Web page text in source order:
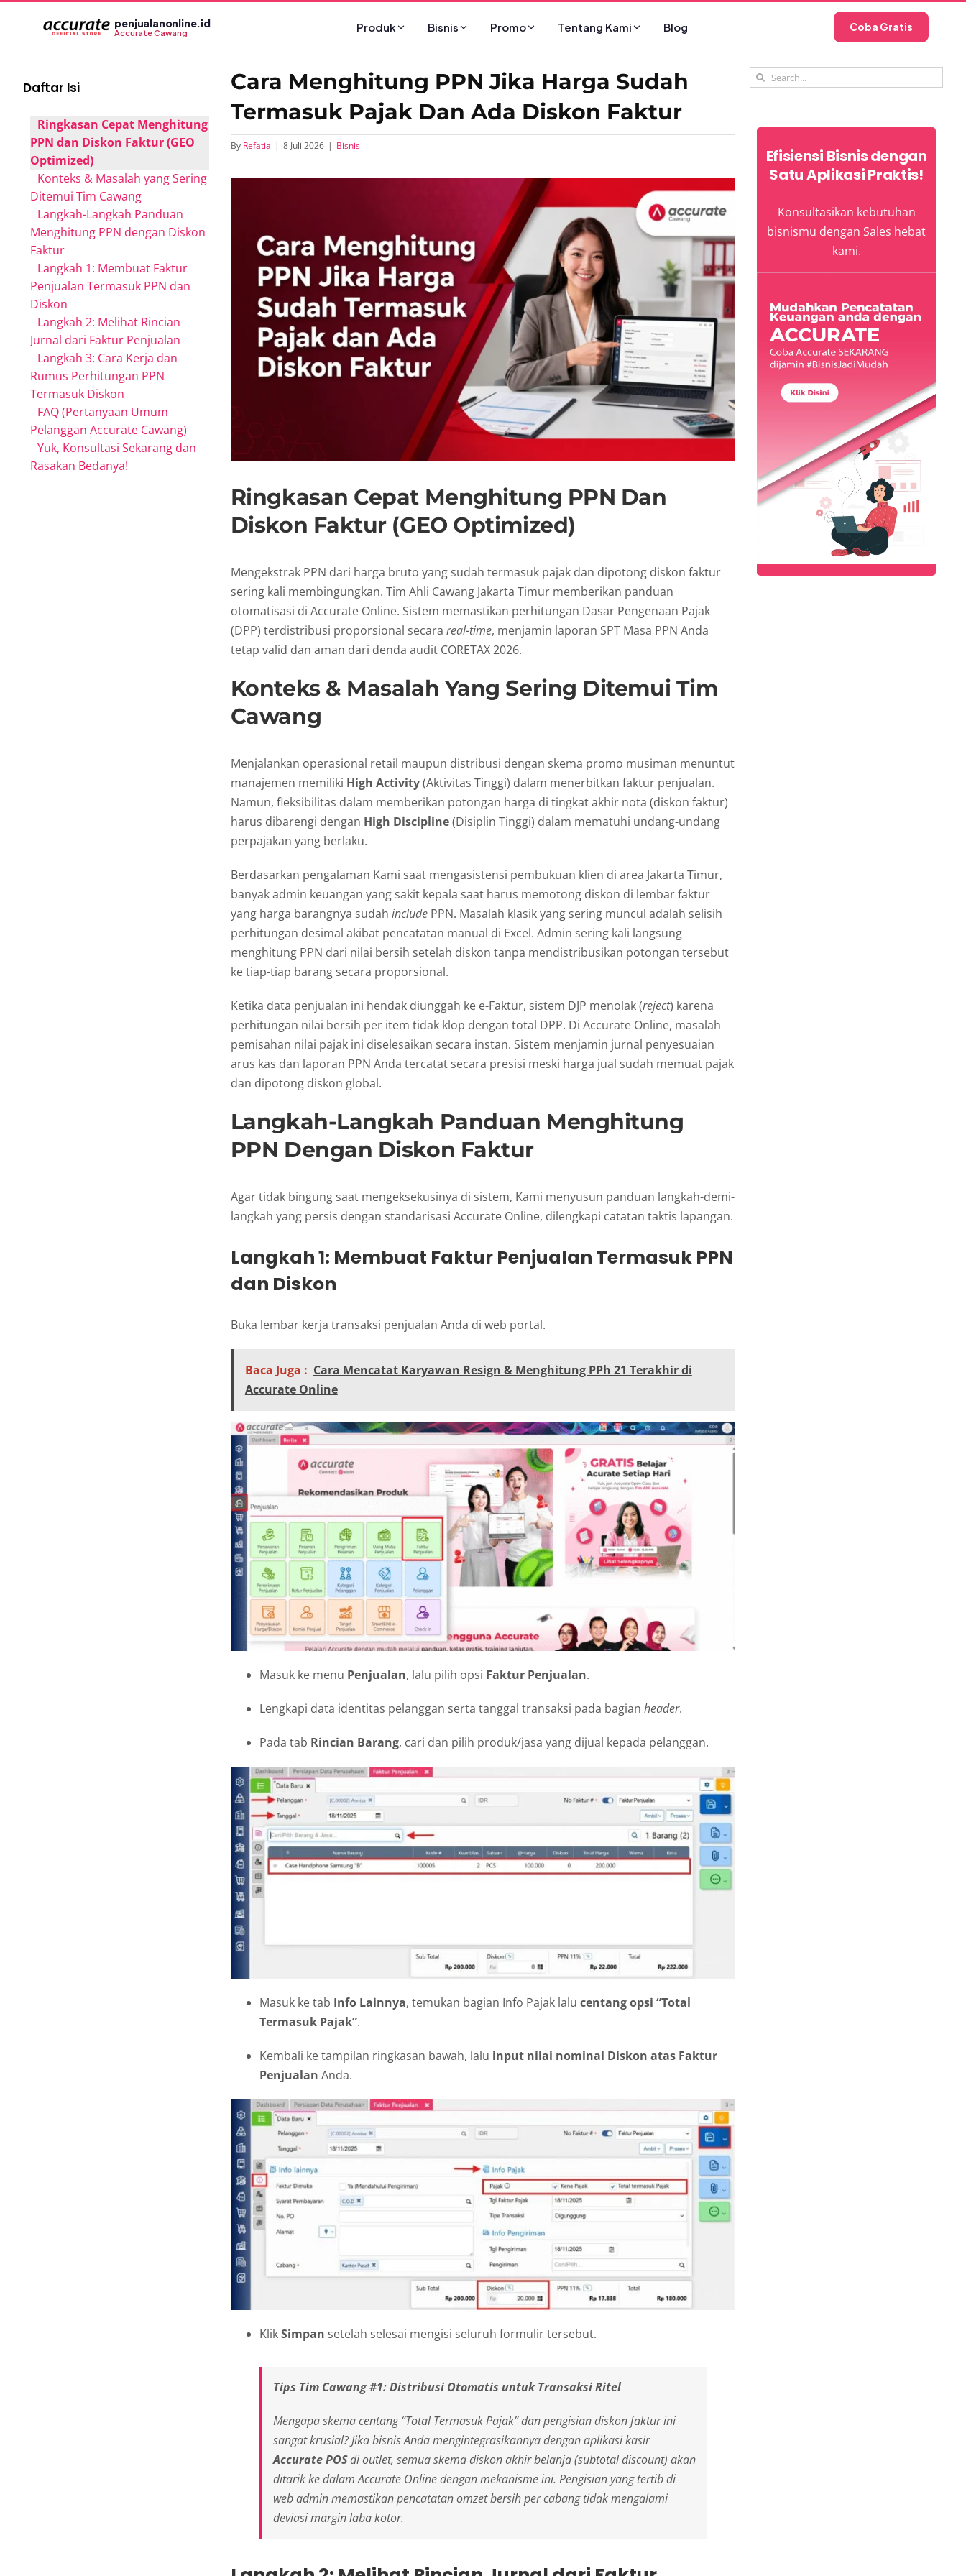
penjualanonline.id
Accurate Cawang Produk Bisnis Promo Tentang Kami Blog Coba Gratis
Cara Menghitung PPN Jika Harga Sudah
Termasuk Pajak Dan Ada Diskon Faktur
By Refatia | 8 Juli 2026 | Bisnis
Ringkasan Cepat Menghitung PPN Dan
Diskon Faktur (GEO Optimized)
Mengekstrak PPN dari harga bruto yang sudah termasuk pajak dan dipotong diskon faktur
sering kali membingungkan. Tim Ahli Cawang Jakarta Timur memberikan panduan
otomatisasi di Accurate Online. Sistem memastikan perhitungan Dasar Pengenaan Pajak
(DPP) terdistribusi proporsional secara real-time, menjamin laporan SPT Masa PPN Anda
tetap valid dan aman dari denda audit CORETAX 2026.
Konteks & Masalah Yang Sering Ditemui Tim
Cawang
Menjalankan operasional retail maupun distribusi dengan skema promo musiman menuntut
manajemen memiliki High Activity(Aktivitas Tinggi) dalam menerbitkan faktur penjualan.
Namun, fleksibilitas dalam memberikan potongan harga di tingkat akhir nota (diskon faktur)
harus dibarengi dengan High Discipline(Disiplin Tinggi) dalam mematuhi undang-undang
perpajakan yang berlaku.
Berdasarkan pengalaman Kami saat mengasistensi pembukuan klien di area Jakarta Timur,
banyak admin keuangan yang sakit kepala saat harus memotong diskon di lembar faktur
yang harga barangnya sudah includePPN. Masalah klasik yang sering muncul adalah selisih
perhitungan desimal akibat pencatatan manual di Excel. Admin sering kali langsung
menghitung PPN dari nilai bersih setelah diskon tanpa mendistribusikan potongan tersebut
ke tiap-tiap barang secara proporsional.
Ketika data penjualan ini hendak diunggah ke e-Faktur, sistem DJP menolak (reject) karena
perhitungan nilai bersih per item tidak klop dengan total DPP. Di Accurate Online, masalah
pemisahan nilai pajak ini diselesaikan secara instan. Sistem menjamin jurnal penyesuaian
arus kas dan laporan PPN Anda tercatat secara presisi meski harga jual sudah memuat pajak
dan dipotong diskon global.
Langkah-Langkah Panduan Menghitung
PPN Dengan Diskon Faktur
Agar tidak bingung saat mengeksekusinya di sistem, Kami menyusun panduan langkah-demi-
langkah yang persis dengan standarisasi Accurate Online, dilengkapi catatan taktis lapangan.
Langkah 1: Membuat Faktur Penjualan Termasuk PPN
dan Diskon
Buka lembar kerja transaksi penjualan Anda di web portal.
Baca Juga : Cara Mencatat Karyawan Resign & Menghitung PPh 21 Terakhir di
Accurate Online
Masuk ke menu Penjualan, lalu pilih opsi Faktur Penjualan.
Lengkapi data identitas pelanggan serta tanggal transaksi pada bagian header.
Pada tab Rincian Barang, cari dan pilih produk/jasa yang dijual kepada pelanggan.
Masuk ke tab Info Lainnya, temukan bagian Info Pajak lalu centang opsi “Total
Termasuk Pajak”.
Kembali ke tampilan ringkasan bawah, lalu input nilai nominal Diskon atas Faktur
Penjualan Anda.
KlikSimpan setelah selesai mengisi seluruh formulir tersebut.
Tips Tim Cawang #1: Distribusi Otomatis untuk Transaksi Ritel
Mengapa skema centang “Total Termasuk Pajak” dan pengisian diskon faktur ini
sangat krusial? Jika bisnis Anda mengintegrasikannya dengan aplikasi kasir
Accurate POSdioutlet, semua skema diskon akhir belanja (subtotal discount) akan
ditarik ke dalam Accurate Online dengan mekanisme ini. Pengisian yang tertib di
web admin memastikan pencatatan omzet bersih per cabang tidak mengalami
deviasi margin laba kotor.
Daftar Isi
Ringkasan Cepat Menghitung
PPN dan Diskon Faktur (GEO
Optimized)
Konteks & Masalah yang Sering
Ditemui Tim Cawang
Langkah-Langkah Panduan
Menghitung PPN dengan Diskon
Faktur
Langkah 1: Membuat Faktur
Penjualan Termasuk PPN dan
Diskon
Langkah 2: Melihat Rincian
Jurnal dari Faktur Penjualan
Langkah 3: Cara Kerja dan
Rumus Perhitungan PPN
Termasuk Diskon
FAQ (Pertanyaan Umum
Pelanggan Accurate Cawang)
Yuk, Konsultasi Sekarang dan
Rasakan Bedanya!
Search
Efisiensi Bisnis dengan
Satu Aplikasi Praktis!
Konsultasikan kebutuhan
bisnismu dengan Sales hebat
kami.